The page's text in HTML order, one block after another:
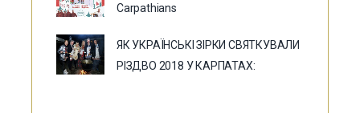
Carpathians
ЯК УКРАЇНСЬКІ ЗІРКИ СВЯТКУВАЛИ
РІЗДВО 2018 У КАРПАТАХ: